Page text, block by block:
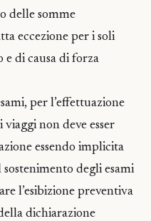
delle somme
eccezione per i soli
di causa di forza
per l’effettuazione
non deve esser
essendo implicita
degli esami
l’esibizione preventiva
dichiarazione